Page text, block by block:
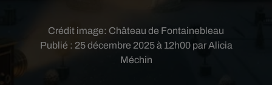
Publié : 25 décembre 2025 à 12h00 par Alicia
Méchin
Crédit image: Château de Fontainebleau